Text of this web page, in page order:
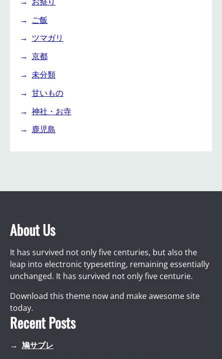
ご飯
ツマガリ
京都
未分類
甘いもの
神社・お寺
鹿児島
About Us
It has survived not only five centuries, but also the
leap into electronic typesetting, remaining essentially
unchanged. It has survived not only five centurie.
Download this theme now and make awesome site
today.
Recent Posts
鳩サブレ